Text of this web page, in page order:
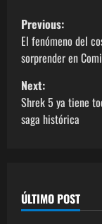
Previous:
El fenómeno del
sorprender en
Next:
Shrek 5 ya tiene
saga histórica
ÚLTIMO POST